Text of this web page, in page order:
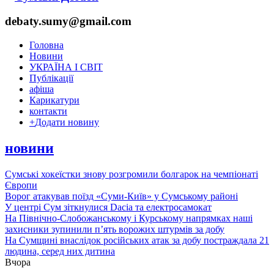
debaty.sumy@gmail.com
Головна
Новини
УКРАЇНА І СВІТ
Публікації
афіша
Карикатури
контакти
+Додати новину
новини
Сумські хокеїстки знову розгромили болгарок на чемпіонаті
Європи
Ворог атакував поїзд «Суми-Київ» у Сумському районі
У центрі Сум зіткнулися Dacia та електросамокат
На Північно-Слобожанському і Курському напрямках наші
захисники зупинили п’ять ворожих штурмів за добу
На Сумщині внаслідок російських атак за добу постраждала 21
людина, серед них дитина
Вчора